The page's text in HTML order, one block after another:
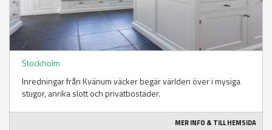
Stockholm
Inredningar från Kvänum väcker begär världen över i mysiga
stugor, anrika slott och privatbostäder.
MER INFO & TILL HEMSIDA